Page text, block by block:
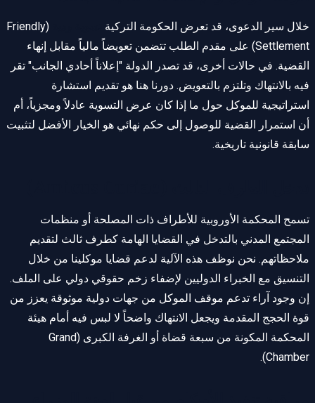
خلال سير الدعوى، قد تعرض الحكومة التركية
(Friendly
Settlement) على مقدم الطلب تتضمن تعويضاً مالياً مقابل إنهاء
القضية. في حالات أخرى، قد تصدر الدولة "إعلاناً أحادي الجانب" تقر
فيه بالانتهاك وتلتزم بالتعويض. دورنا هنا هو تقديم استشارة
استراتيجية للموكل حول ما إذا كان عرض التسوية عادلاً ومجزياً، أم
أن استمرار القضية للوصول إلى حكم نهائي هو الخيار الأفضل لتثبيت
سابقة قانونية تاريخية.
تسمح المحكمة الأوروبية للأطراف ذات المصلحة أو منظمات
المجتمع المدني بالتدخل في القضايا الهامة كطرف ثالث لتقديم
ملاحظاتهم. نحن نوظف هذه الآلية لدعم قضايا موكلينا من خلال
التنسيق مع الخبراء الدوليين لإضفاء زخم حقوقي دولي على الملف.
إن وجود آراء تدعم موقف الموكل من جهات دولية موثوقة يعزز من
قوة الحجج المقدمة ويجعل الانتهاك واضحاً لا لبس فيه أمام هيئة
المحكمة المكونة من سبعة قضاة أو الغرفة الكبرى (Grand
Chamber).